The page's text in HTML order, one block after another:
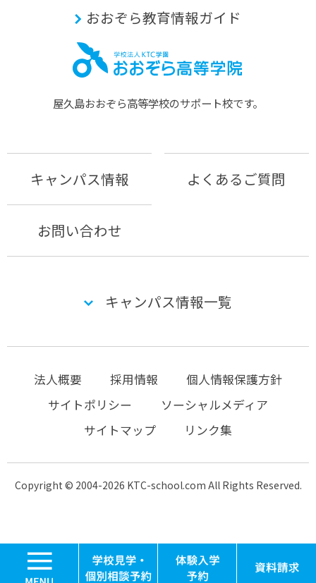
学校見学・個別相
体験入
おおぞら教育情報ガイド
屋久島おおぞら⾼等学校のサポート校です。
キャンパス情報 よくあるご質問
お問い合わせ
キャンパス情報一覧
法人概要 採用情報
個人情報保護方針
サイトポリシー
ソーシャルメディア
サイトマップ
リンク集
Copyright © 2004-2026 KTC-school.com All Rights Reserved.